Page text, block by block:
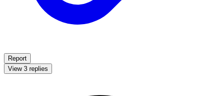
Report
View 3 replies